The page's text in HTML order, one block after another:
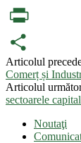
Telegram
PrintFriendly
Partajează
Articolul
Comerț și
Articolul
sectoarele
Noutaţi